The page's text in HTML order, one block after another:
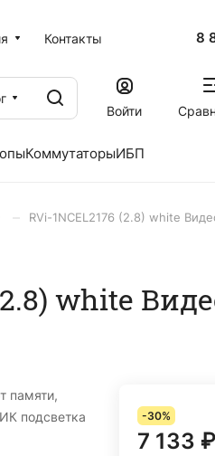
Контакты 8
Войти
КоммутаторыИБП
RVi-1NCEL2176 (2.8) white
white
памяти,
подсветка
-30%
7 133 ₽